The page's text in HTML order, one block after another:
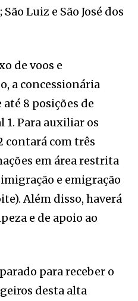
Luiz e São José dos
de voos e
a concessionária
8 posições de
1. Para auxiliar os
contará com três
em área restrita
e emigração
Além disso, haverá
e de apoio ao
para receber o
desta alta